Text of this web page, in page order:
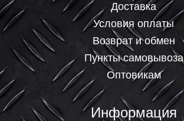
Доставка
Условия оплаты
Возврат и обмен
Пункты самовывоза
Оптовикам
Информация